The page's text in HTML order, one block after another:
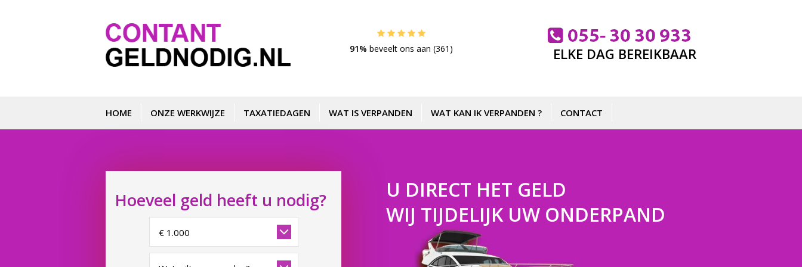
91% beveelt ons aan (361) ELKE DAG BEREIKBAAR
HOME ONZE WERKWIJZE TAXATIEDAGEN WAT IS VERPANDEN WAT KAN IK VERPANDEN ? CONTACT
Hoeveel geld heeft u nodig?
U DIRECT HET GELD
WIJ TIJDELIJK UW ONDERPAND